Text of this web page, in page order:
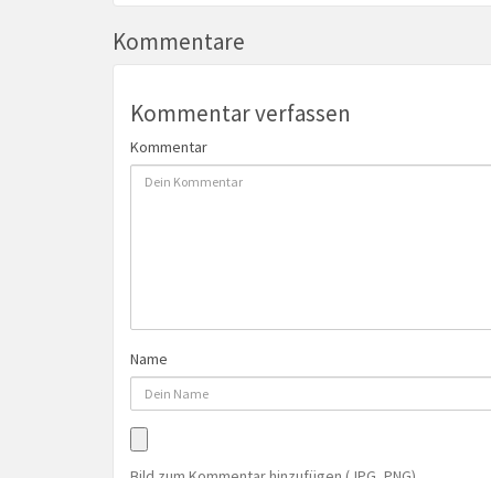
Kommentare
Kommentar verfassen
Kommentar
Name